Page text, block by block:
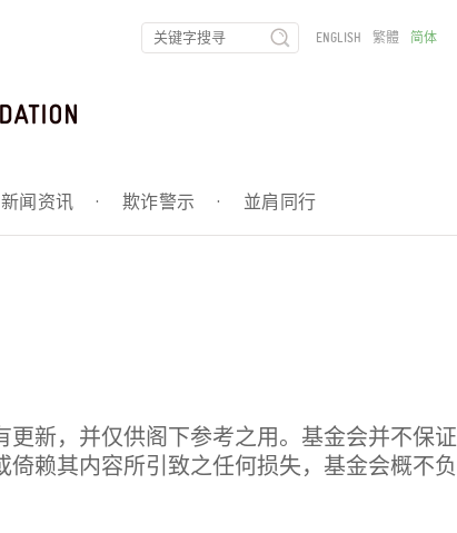
新闻资讯 · 欺诈警示 · 並肩同行
ENGLISH 繁體 简体
新，并仅供阁下参考之用。基金会并不保证
赖其内容所引致之任何损失，基金会概不负